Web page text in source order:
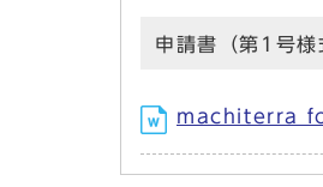
申請書（第1号様
machiterra